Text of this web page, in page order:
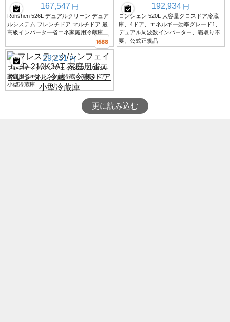
167,547 円
Ronshen 526L デュアルクリーン デュア
ルシステム フレンチドア マルチドア 最
高級インバーター省エネ家庭用冷蔵庫
192,934 円
ロンシェン 520L 大容量クロスドア冷蔵
庫、4ドア、エネルギー効率グレード1、
デュアル周波数インバーター、霜取り不
要、公式正規品
29,231 円
フレステック/シンフェイ BCD-210K3AT
家庭用省エネレンタル冷蔵・冷凍3ドア
小型冷蔵庫
更に読み込む